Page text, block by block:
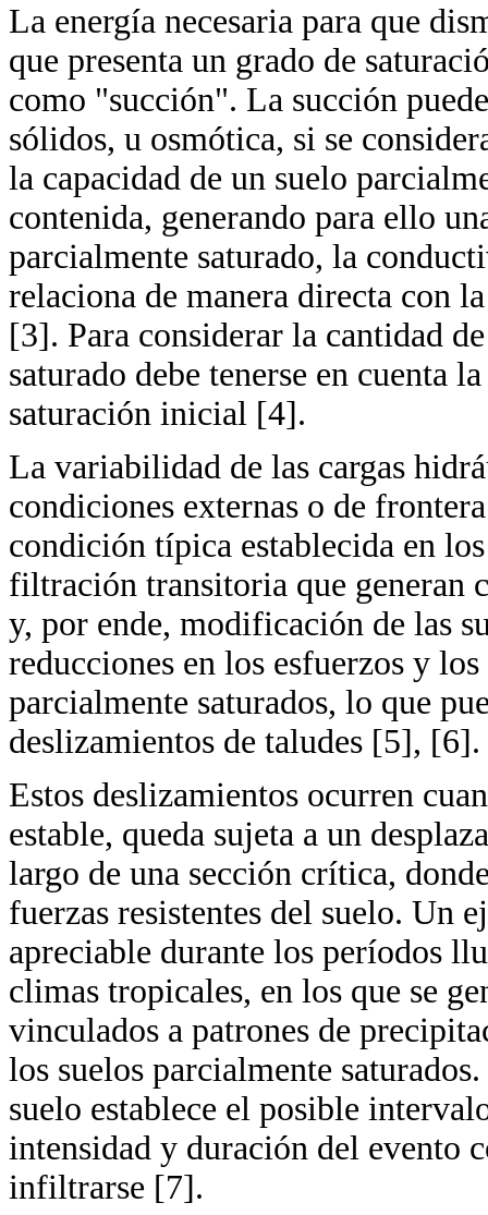
La energía necesaria para que
que presenta un grado de
como "succión". La succión
sólidos, u osmótica, si se
la capacidad de un suelo
contenida, generando para ello
parcialmente saturado, la
relaciona de manera directa con
[3]. Para considerar la cantidad
saturado debe tenerse en cuenta
saturación inicial [4].
La variabilidad de las cargas
condiciones externas o de
condición típica establecida en
filtración transitoria que generan
y, por ende, modificación de las
reducciones en los esfuerzos y
parcialmente saturados, lo que
deslizamientos de taludes [5], [6].
Estos deslizamientos ocurren
estable, queda sujeta a un
largo de una sección crítica,
fuerzas resistentes del suelo. Un
apreciable durante los períodos
climas tropicales, en los que se
vinculados a patrones de
los suelos parcialmente
suelo establece el posible
intensidad y duración del evento
infiltrarse [7].